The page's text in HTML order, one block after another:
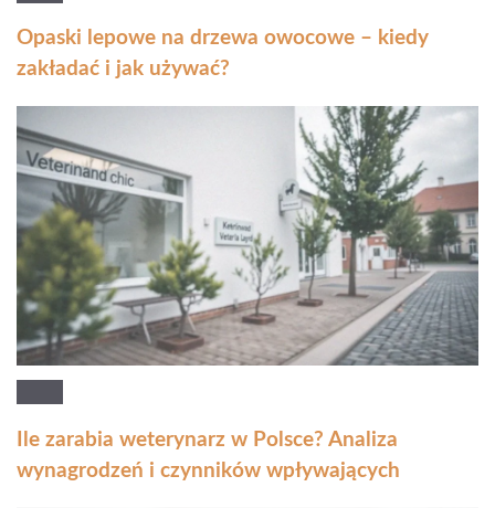
Opaski lepowe na drzewa owocowe – kiedy
zakładać i jak używać?
Ile zarabia weterynarz w Polsce? Analiza
wynagrodzeń i czynników wpływających